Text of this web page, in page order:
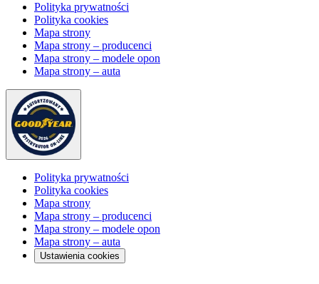
Polityka prywatności
Polityka cookies
Mapa strony
Mapa strony – producenci
Mapa strony – modele opon
Mapa strony – auta
Polityka prywatności
Polityka cookies
Mapa strony
Mapa strony – producenci
Mapa strony – modele opon
Mapa strony – auta
Ustawienia cookies